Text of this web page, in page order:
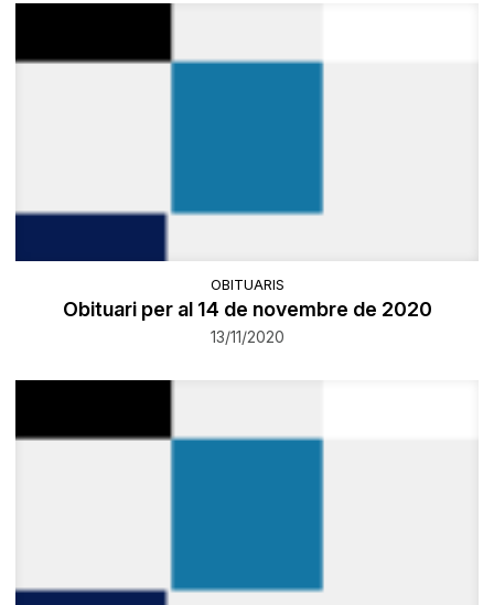
OBITUARIS
Obituari per al 14 de novembre de 2020
13/11/2020